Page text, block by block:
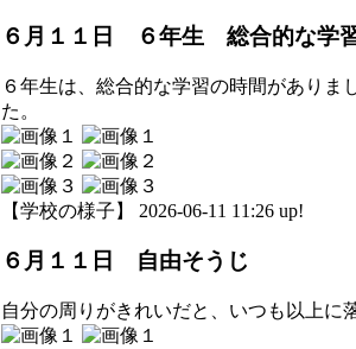
６月１１日 ６年生 総合的な学
６年生は、総合的な学習の時間があり
た。
【学校の様子】 2026-06-11 11:26 up!
６月１１日 自由そうじ
自分の周りがきれいだと、いつも以上に